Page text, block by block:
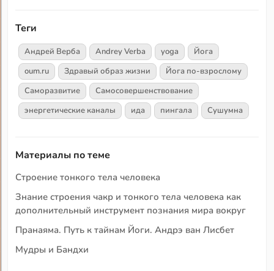
Теги
Андрей Верба Andrey Verba yoga
Йога
oum.ru
Здравый образ жизни
Йога по-взрослому
Саморазвитие
Самосовершенствование
энергетические каналы
ида пингала Сушумна
Материалы по теме
Строение тонкого тела человека
Знание строения чакр и тонкого тела человека как
дополнительный инструмент познания мира вокруг
Пранаяма. Путь к тайнам Йоги. Андрэ ван Лисбет
Мудры и Бандхи